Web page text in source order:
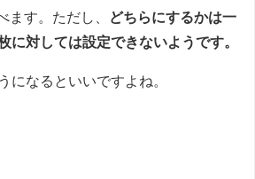
ます。ただし、
どちらにするかは一
に対しては設定できないようです。
になるといいですよね。